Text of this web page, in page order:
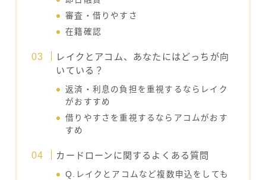
審査・借りやすさ
在籍確認
レイクとアコム、あなたにはどっちが向
いている？
返済・利息の負担を重視するならレイク
がおすすめ
借りやすさを重視するならアコムがおす
すめ
カードローンに関するよくある質問
Q.レイクとアコムなど複数申込をしても